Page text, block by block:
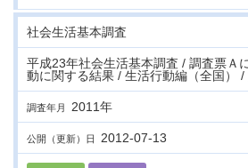
社会生活基本調査
平成23年社会生活基本調査 / 調査票Ａ
動に関する結果 / 生活行動編（全国） /
調査年月 2011年
公開（更新）日 2012-07-13